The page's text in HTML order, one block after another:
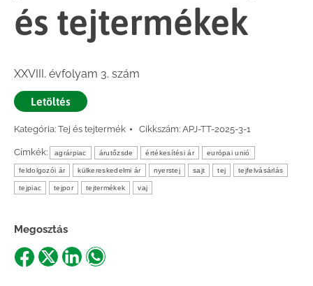
és tejtermékek
XXVIII. évfolyam 3. szám
Letöltés
Kategória: Tej és tejtermék Cikkszám: APJ-TT-2025-3-1
Címkék: agrárpiac árutőzsde értékesítési ár európai unió
feldolgozói ár külkereskedelmi ár nyerstej sajt tej tejfelvásárlás
tejpiac tejpor tejtermékek vaj
Megosztás
ShareShareShareShare